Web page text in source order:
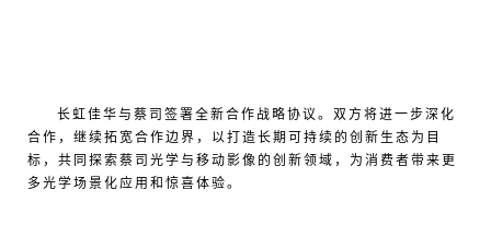
长虹佳华与蔡司签署全新合作战略协议。双方将进一步深化
合作，继续拓宽合作边界，以打造长期可持续的创新生态为目
标，共同探索蔡司光学与移动影像的创新领域，为消费者带来更
多光学场景化应用和惊喜体验。